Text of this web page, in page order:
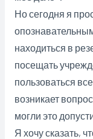
Но сегодня я
находиться в
посещать
пользоваться
возникает
могли это
Я хочу сказать,